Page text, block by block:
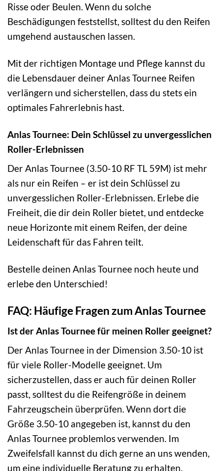
Risse oder Beulen. Wenn du solche
Beschädigungen feststellst, solltest du den Reifen
umgehend austauschen lassen.
Mit der richtigen Montage und Pflege kannst du
die Lebensdauer deiner Anlas Tournee Reifen
verlängern und sicherstellen, dass du stets ein
optimales Fahrerlebnis hast.
Anlas Tournee: Dein Schlüssel zu unvergesslichen
Roller-Erlebnissen
Der Anlas Tournee (3.50-10 RF TL 59M) ist mehr
als nur ein Reifen – er ist dein Schlüssel zu
unvergesslichen Roller-Erlebnissen. Erlebe die
Freiheit, die dir dein Roller bietet, und entdecke
neue Horizonte mit einem Reifen, der deine
Leidenschaft für das Fahren teilt.
Bestelle deinen Anlas Tournee noch heute und
erlebe den Unterschied!
FAQ: Häufige Fragen zum Anlas Tournee
Ist der Anlas Tournee für meinen Roller geeignet?
Der Anlas Tournee in der Dimension 3.50-10 ist
für viele Roller-Modelle geeignet. Um
sicherzustellen, dass er auch für deinen Roller
passt, solltest du die Reifengröße in deinem
Fahrzeugschein überprüfen. Wenn dort die
Größe 3.50-10 angegeben ist, kannst du den
Anlas Tournee problemlos verwenden. Im
Zweifelsfall kannst du dich gerne an uns wenden,
um eine individuelle Beratung zu erhalten.